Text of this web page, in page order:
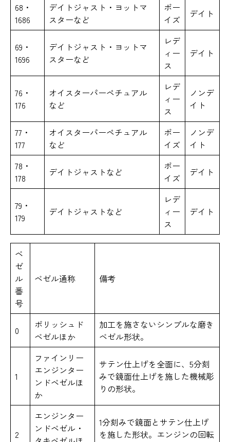
68・
1686
デイトジャスト・ヨットマ
スターなど
ボー
イズ
デイト
69・
1696
デイトジャスト・ヨットマ
スターなど
レデ
ィー
ス
デイト
76・
176
オイスターパーペチュアル
など
レデ
ィー
ス
ノンデ
イト
77・
177
オイスターパーペチュアル
など
ボー
イズ
ノンデ
イト
78・
178
デイトジャストなど
ボー
イズ
デイト
79・
179
デイトジャストなど
レデ
ィー
ス
デイト
ベ
ゼ
ル
番
号
ベゼル通称 備考
0
ポリッシュド
ベゼルほか
加工を施さないシンプルな磨き
ベゼル形状。
1
ファインリー
エンジンター
ンドベゼルほ
か
サテン仕上げを全面に、5分刻
みで鏡面仕上げを施した機械彫
りの形状。
2
エンジンター
ンドベゼル・
1分刻みで鏡面とサテン仕上げ
を施した形状。エンジンの回転